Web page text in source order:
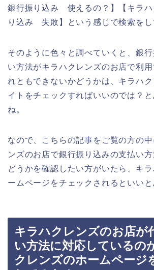
銀行振り込み 使えるの？】【キラハ
り込み 失敗】という感じで検索をし
そのように色々と調べていくと、銀
い方法がキラハクレンズのお店で利
れともできないかどうかは、キラハ
イトをチェックすればいいのでは？
ね。
なので、こちらの記事をご覧の方の
ンズのお店で銀行振り込みの支払い
どうかを確認したい方がいたら、キ
ームページをチェックされるといいと
キラハクレンズのお店が
い方法に対応しているの
クレンズのホームページ